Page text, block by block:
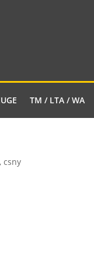
TM / LTA / WA
csny